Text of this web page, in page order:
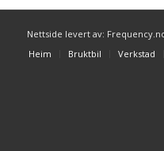
Nettside levert av:
Heim
Bruktbil Verkstad